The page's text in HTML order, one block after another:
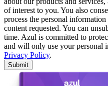
of interest to you. You also
process the personal
content requested. You can
time. Azul is committed to
and will only use your personal
Privacy Policy.
Submit